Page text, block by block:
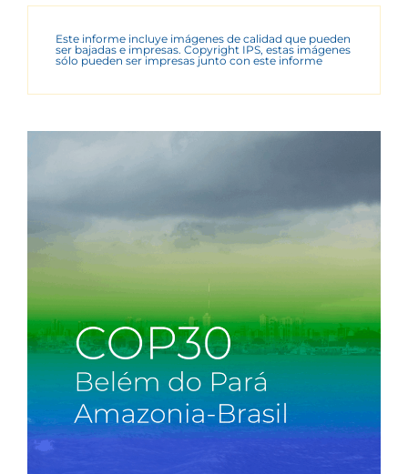
Este informe incluye imágenes de calidad que pueden
ser bajadas e impresas. Copyright IPS, estas imágenes
sólo pueden ser impresas junto con este informe